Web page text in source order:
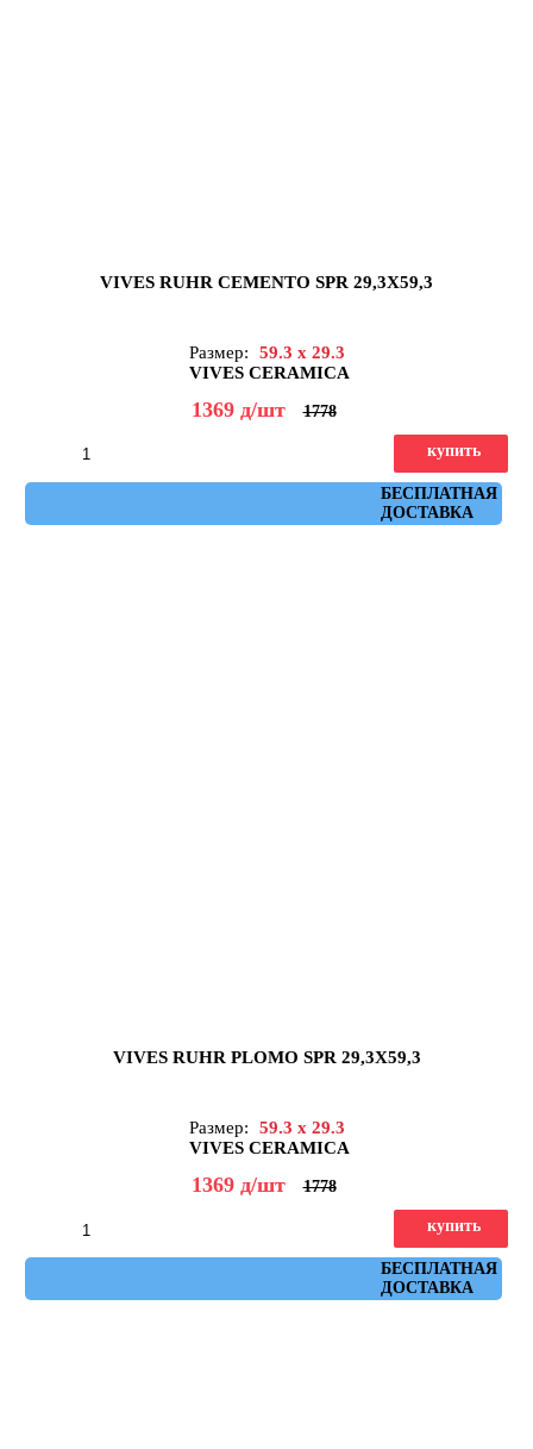
VIVES RUHR CEMENTO SPR 29,3X59,3
Размер:
59.3 x 29.3
VIVES CERAMICA
1369 д/шт 1778
БЕСПЛАТНАЯ
ДОСТАВКА
купить
Артикул: ruhr_cemento_spr_29,3x59,3
VIVES RUHR PLOMO SPR 29,3X59,3
Размер:
59.3 x 29.3
VIVES CERAMICA
1369 д/шт 1778
БЕСПЛАТНАЯ
ДОСТАВКА
купить